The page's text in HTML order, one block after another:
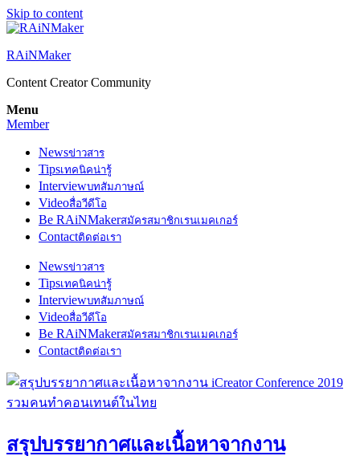
Skip to content
RAiNMaker
Content Creator Community
Menu
Member
Newsข่าวสาร
Tipsเทคนิคน่ารู้
Interviewบทสัมภาษณ์
Videoสื่อวีดีโอ
Be RAiNMakerสมัครสมาชิกเรนเมคเกอร์
Contactติดต่อเรา
Newsข่าวสาร
Tipsเทคนิคน่ารู้
Interviewบทสัมภาษณ์
Videoสื่อวีดีโอ
Be RAiNMakerสมัครสมาชิกเรนเมคเกอร์
Contactติดต่อเรา
สรุปบรรยากาศและเนื้อหาจากงาน